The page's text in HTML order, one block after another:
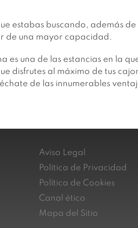
estabas buscando, además
de una mayor capacidad.
es una de las estancias en la
disfrutes al máximo de tus
de las innumerables
Aviso Legal
Política de Privacidad
Política de Cookies
Canal ético
Mapa del Sitio